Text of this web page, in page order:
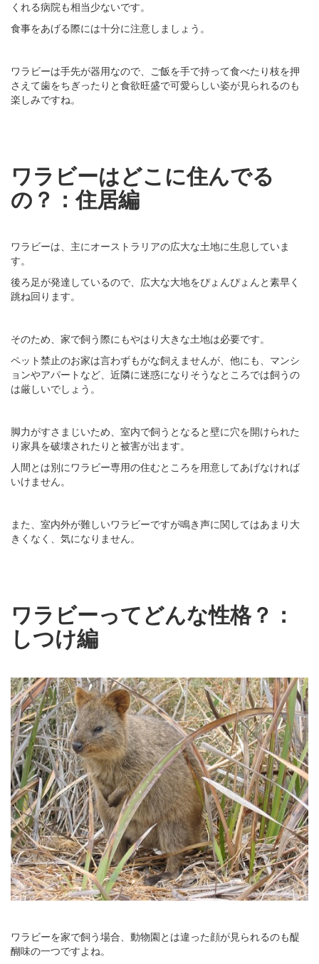
くれる病院も相当少ないです。
食事をあげる際には十分に注意しましょう。
ワラビーは手先が器用なので、ご飯を手で持って食べたり枝を押
さえて歯をちぎったりと食欲旺盛で可愛らしい姿が見られるのも
楽しみですね。
ワラビーはどこに住んでる
の？：住居編
ワラビーは、主にオーストラリアの広大な土地に生息していま
す。
後ろ足が発達しているので、広大な大地をぴょんぴょんと素早く
跳ね回ります。
そのため、家で飼う際にもやはり大きな土地は必要です。
ペット禁止のお家は言わずもがな飼えませんが、他にも、マンシ
ョンやアパートなど、近隣に迷惑になりそうなところでは飼うの
は厳しいでしょう。
脚力がすさまじいため、室内で飼うとなると壁に穴を開けられた
り家具を破壊されたりと被害が出ます。
人間とは別にワラビー専用の住むところを用意してあげなければ
いけません。
また、室内外が難しいワラビーですが鳴き声に関してはあまり大
きくなく、気になりません。
ワラビーってどんな性格？：
しつけ編
ワラビーを家で飼う場合、動物園とは違った顔が見られるのも醍
醐味の一つですよね。